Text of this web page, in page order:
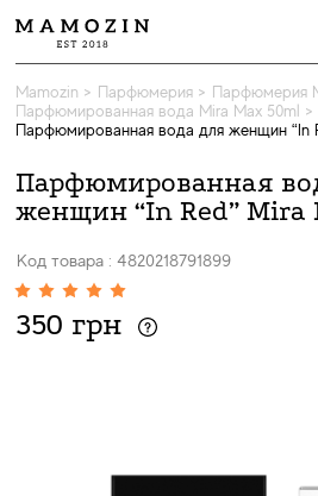
Mamozin > Парфюмерия > Парфюмерия
Парфюмированная вода Mira Max 50ml >
Парфюмированная вода для женщин “In
Парфюмированная
женщин “In Red” Mira
Код товара : 4820218791899
350 грн